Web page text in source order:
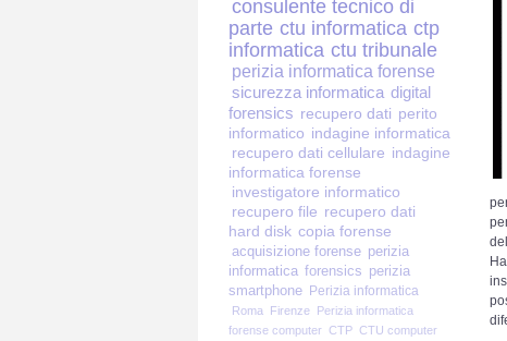
consulente tecnico di
parte ctu informatica ctp
informatica ctu tribunale
perizia informatica forense
sicurezza informatica digital
forensics recupero dati perito
informatico indagine informatica
recupero dati cellulare indagine
informatica forense
investigatore informatico
recupero file recupero dati
hard disk copia forense
acquisizione forense perizia
informatica forensics perizia
smartphone Perizia informatica
Roma Firenze Perizia informatica
forense computer CTP CTU computer